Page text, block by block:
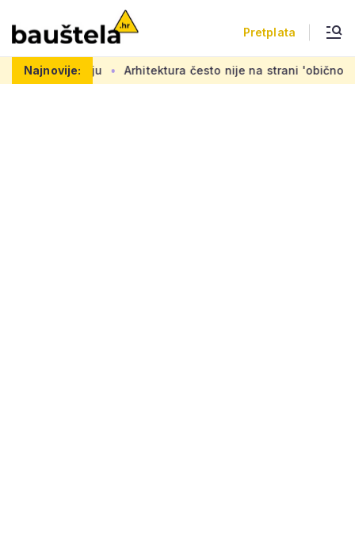
Pretplata
Najnovije:
Arhitektura često nije na strani 'običnog čovjeka': 'Mora